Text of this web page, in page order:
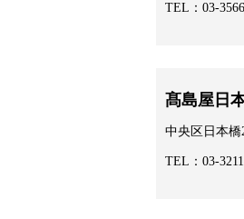
TEL：03-
髙島屋日
中央区日本橋
TEL：03-